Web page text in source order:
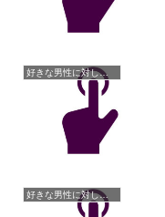
好きな男性に対しての悩み
好きな男性に対しての悩み